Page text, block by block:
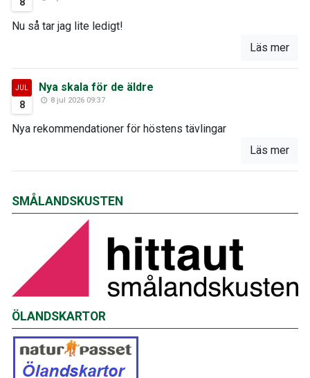
Nu så tar jag lite ledigt!
Läs mer
JUL
8
Nya skala för de äldre
8 jul 2026 09:37
Nya rekommendationer för höstens tävlingar
Läs mer
SMÅLANDSKUSTEN
ÖLANDSKARTOR